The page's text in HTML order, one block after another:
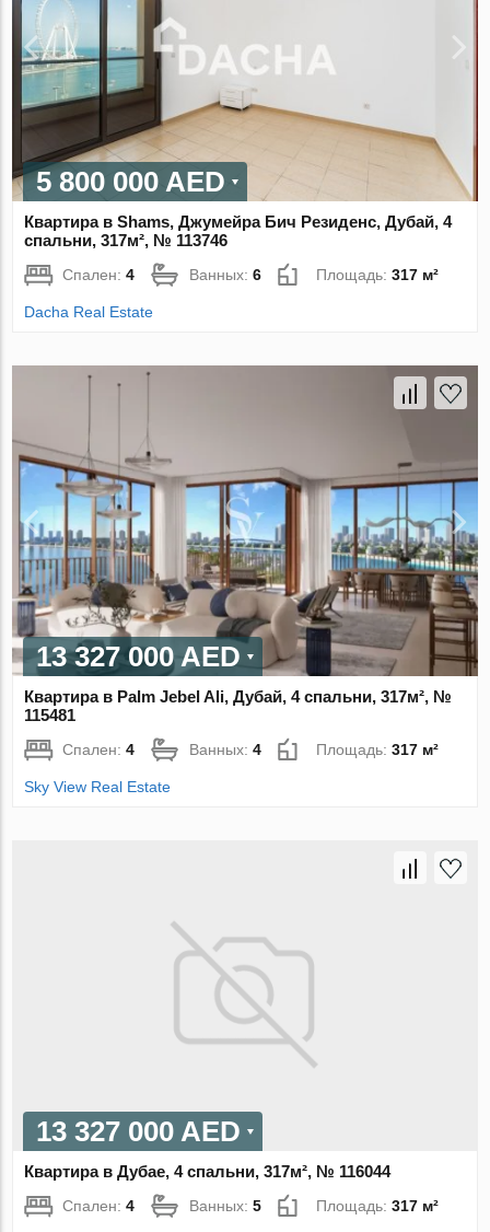
5 800 000 AED
Квартира в Shams, Джумейра Бич Резиденс, Дубай, 4
спальни, 317м², № 113746
Спален:4 Ванных:6 Площадь:317 м²
Dacha Real Estate
13 327 000 AED
Квартира в Palm Jebel Ali, Дубай, 4 спальни, 317м², №
115481
Спален:4 Ванных:4 Площадь:317 м²
Sky View Real Estate
13 327 000 AED
Квартира в Дубае, 4 спальни, 317м², № 116044
Спален:4 Ванных:5 Площадь:317 м²